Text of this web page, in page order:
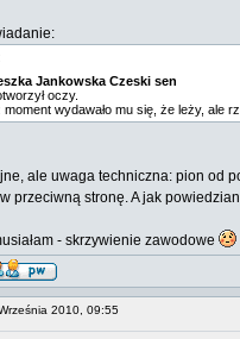
Jankowska Czeski sen
oczy.
moment wydawało mu się, że leży, ale
ale uwaga techniczna: pion od
przeciwną stronę. A jak
- skrzywienie zawodowe
2010, 09:55